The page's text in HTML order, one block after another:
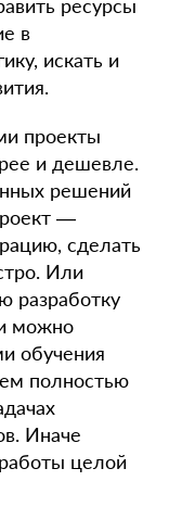
ресурсы
в
искать и
проекты
и дешевле.
решений
—
сделать
Или
разработку
можно
обучения
полностью
Иначе
целой